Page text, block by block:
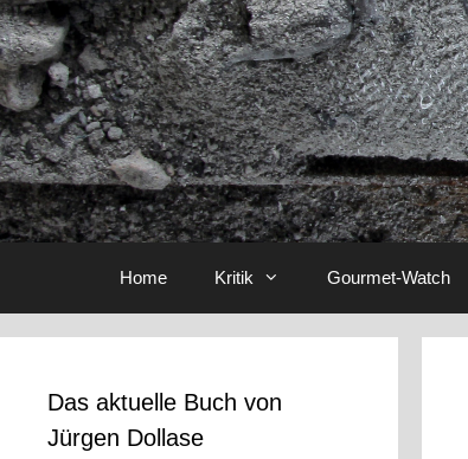
Home Kritik Gourmet-Watch
Das aktuelle Buch von
Jürgen Dollase